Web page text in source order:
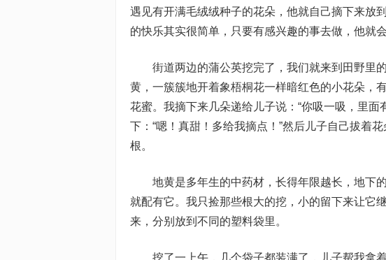
遇见有开满毛绒绒种子的花朵，他就自己摘下来放
的快乐其实很简单，只要有感兴趣的事去做，他就
街道两边的蒲公英挖完了，我们就来到田野里
黄，一簇簇地开着象梧桐花一样暗红色的小花朵，
花蜜。我摘下来几朵递给儿子说：“你吸一吸，里面
下：“嗯！真甜！多给我摘点！”然后儿子自己拔着
根。
地黄是多年生的中药材，长得年限越长，地下
就配有它。我只捡那些根大的挖，小的留下来让它
来，分别放到不同的塑料袋里。
挖了一上午，几个袋子都装满了，儿子帮我拿